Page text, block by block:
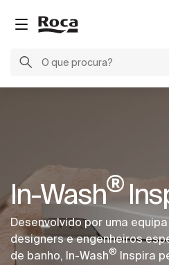
In-Wash®
Desenvolvido por uma
designers e engenheiros
de banho, In-Wash® Inspira